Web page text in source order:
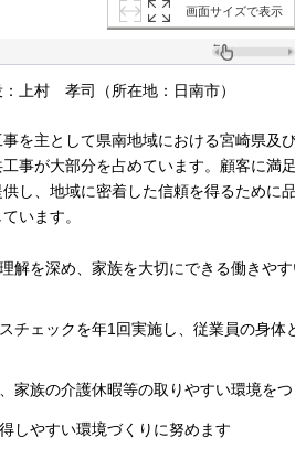
画面サイズで表示
：上村 孝司（所在地：日南市）
を主として県南地域における宮崎県及び
事が大部分を占めています。顧客に満足
し、地域に密着した信頼を得るために品
います。
解を深め、家族を大切にできる働きやす
チェックを年1回実施し、従業員の身体
家族の介護休暇等の取りやすい環境をつ
しやすい環境づくりに努めます